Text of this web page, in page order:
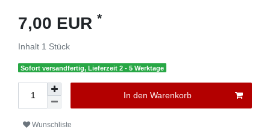
7,00 EUR *
Inhalt 1 Stück
Sofort versandfertig, Lieferzeit 2 - 5 Werktage
In den Warenkorb
Wunschliste